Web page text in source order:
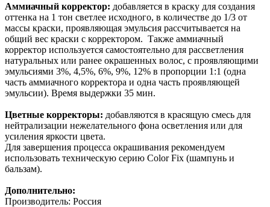
Аммиачный корректор: добавляется в краску для создания
оттенка на 1 тон светлее исходного, в количестве до 1/3 от
массы краски, проявляющая эмульсия рассчитывается на
общий вес краски с корректором. Также аммиачный
корректор используется самостоятельно для рассветления
натуральных или ранее окрашенных волос, с проявляющими
эмульсиями 3%, 4,5%, 6%, 9%, 12% в пропорции 1:1 (одна
часть аммиачного корректора и одна часть проявляющей
эмульсии). Время выдержки 35 мин.
Цветные корректоры: добавляются в красящую смесь для
нейтрализации нежелательного фона осветления или для
усиления яркости цвета.
Для завершения процесса окрашивания рекомендуем
использовать техническую серию Color Fix (шампунь и
бальзам).
Дополнительно:
Производитель: Россия